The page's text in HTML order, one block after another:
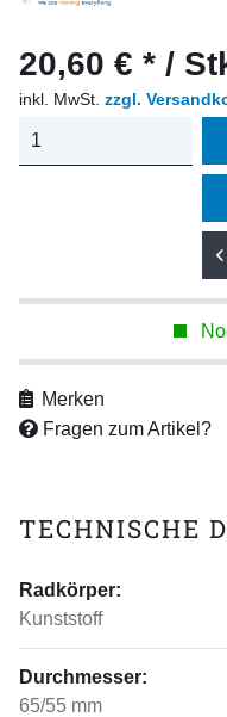
20,60 € * /
inkl. MwSt. zzgl.
Merken
Fragen zum Artikel?
TECHNISCHE
Radkörper:
Kunststoff
Durchmesser:
65/55 mm